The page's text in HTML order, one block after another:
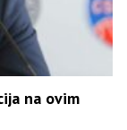
na ovim